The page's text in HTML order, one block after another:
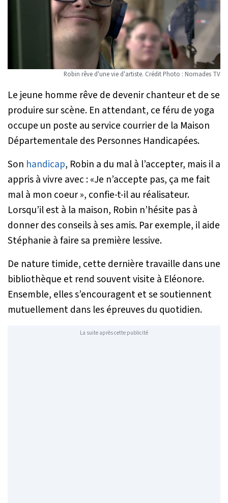
Robin rêve d'une vie d'artiste. Crédit Photo : Nomades TV
Le jeune homme rêve de devenir chanteur et de se
produire sur scène. En attendant, ce féru de yoga
occupe un poste au service courrier de la Maison
Départementale des Personnes Handicapées.
Son handicap, Robin a du mal à l’accepter, mais il a
appris à vivre avec :«Je n’accepte pas, ça me fait
mal à mon coeur », confie-t-il au réalisateur.
Lorsqu’il est à la maison, Robin n’hésite pas à
donner des conseils à ses amis. Par exemple, il aide
Stéphanie à faire sa première lessive.
De nature timide, cette dernière travaille dans une
bibliothèque et rend souvent visite à Eléonore.
Ensemble, elles s’encouragent et se soutiennent
mutuellement dans les épreuves du quotidien.
La suite après cette publicité